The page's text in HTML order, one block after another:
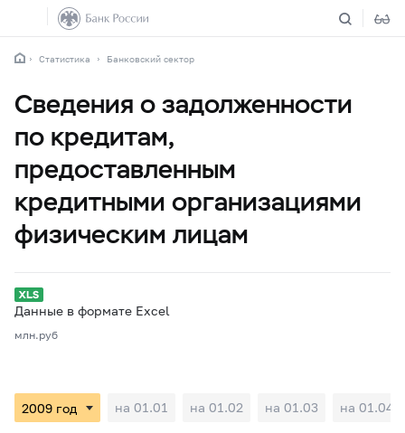
Статистика Банковский сектор
Сведения о задолженности
по кредитам,
предоставленным
кредитными организациями
физическим лицам
Данные в формате Excel
млн.руб
на 01.01 на 01.02 на 01.03 на 01.04